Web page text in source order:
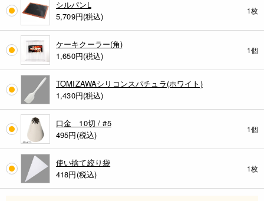
シルパンL
5,709円(税込)
1枚
ケーキクーラー(角)
1,650円(税込)
1個
TOMIZAWAシリコンスパチュラ(ホワイト)
1,430円(税込)
口金 10切 / #5
495円(税込)
1個
使い捨て絞り袋
418円(税込)
1枚